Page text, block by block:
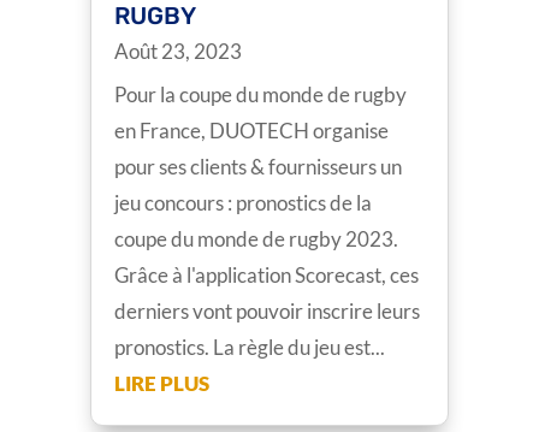
RUGBY
Août 23, 2023
Pour la coupe du monde de rugby
en France, DUOTECH organise
pour ses clients & fournisseurs un
jeu concours : pronostics de la
coupe du monde de rugby 2023.
Grâce à l'application Scorecast, ces
derniers vont pouvoir inscrire leurs
pronostics. La règle du jeu est...
LIRE PLUS